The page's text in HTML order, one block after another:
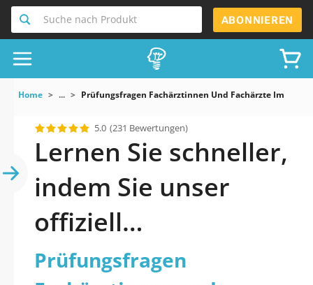
Suche nach Produkt ABONNIEREN
Home ... Prüfungsfragen Fachärztinnen Und Fachärzte Im
5.0 (231 Bewertungen)
Lernen Sie schneller,
indem Sie unser
offiziell
aktualisiertes
Prüfungsfragen